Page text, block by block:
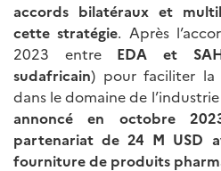
accords bilatéraux et
cette stratégie. Après
2023 entre EDA et
sudafricain) pour faciliter la
dans le domaine de
annoncé en octobre
partenariat de 24 M USD
fourniture de produits